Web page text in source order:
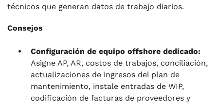
técnicos que generan datos de trabajo diarios.
Consejos
Configuración de equipo offshore dedicado:
Asigne AP, AR, costos de trabajos, conciliación,
actualizaciones de ingresos del plan de
mantenimiento, instale entradas de WIP,
codificación de facturas de proveedores y